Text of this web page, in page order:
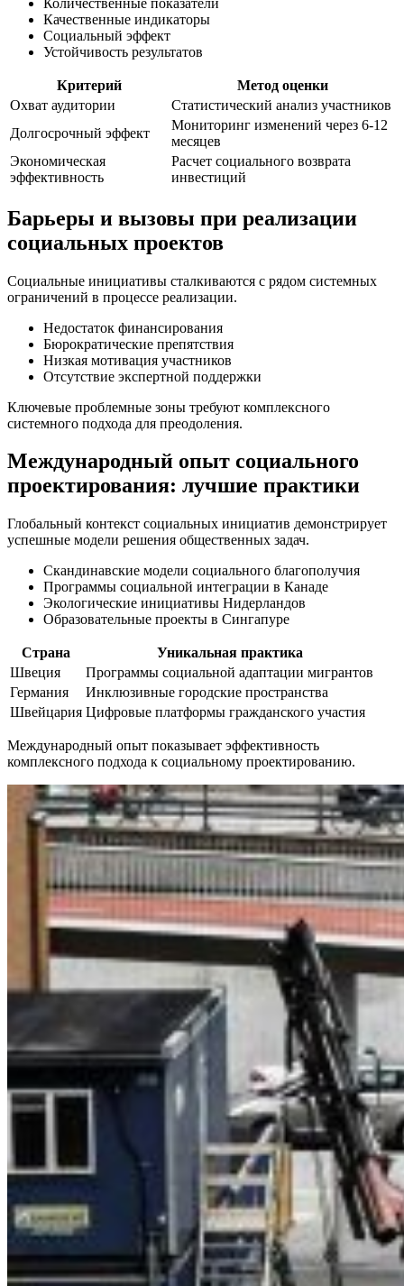
Качественные индикаторы
Социальный эффект
Устойчивость результатов
Критерий
Метод оценки
Охват аудитории
Статистический анализ участников
Долгосрочный эффект
Мониторинг изменений через 6-12
месяцев
Экономическая
эффективность
Расчет социального возврата
инвестиций
Барьеры и вызовы при реализации
социальных проектов
Социальные инициативы сталкиваются с рядом системных
ограничений в процессе реализации.
Недостаток финансирования
Бюрократические препятствия
Низкая мотивация участников
Отсутствие экспертной поддержки
Ключевые проблемные зоны требуют комплексного
системного подхода для преодоления.
Международный опыт социального
проектирования: лучшие практики
Глобальный контекст социальных инициатив демонстрирует
успешные модели решения общественных задач.
Скандинавские модели социального благополучия
Программы социальной интеграции в Канаде
Экологические инициативы Нидерландов
Образовательные проекты в Сингапуре
Страна
Уникальная практика
Швеция
Программы социальной адаптации мигрантов
Германия
Инклюзивные городские пространства
Швейцария Цифровые платформы гражданского участия
Международный опыт показывает эффективность
комплексного подхода к социальному проектированию.